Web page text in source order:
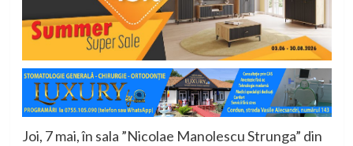
Joi, 7 mai, în sala ”Nicolae Manolescu Strunga” din